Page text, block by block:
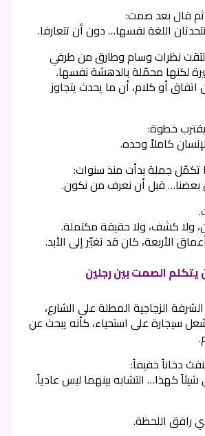
ثم قال بعد صمت:
اللغة نفسها… دون أن تتعارفا.
نظرات وسام وطارق من طرفي
لكنها محمّلة بالدهشة نفسها.
أو كلام، أن ما يحدث يتجاوز
خطوة:
كاملاً وحده.
تكمّل جملة بدأت منذ سنوات:
قبل أن نعرف من نكون.
ولا كشف، ولا حقيقة مكتملة.
الأربعة، كان قد تغيّر إلى الأبد.
يتكلم الصمت بين رجلين
الزجاجية المطلة على الشارع،
سيجارة على استحياء، كأنه يبحث عن
دخاناً خفيفاً:
كهذا… التشابه بينهما ليس عادياً.
رافق اللحظة.